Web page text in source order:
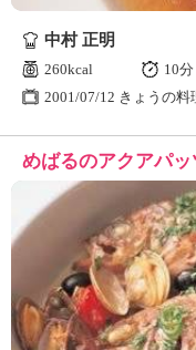
中村 正明
260kcal
10分
2001/07/12 きょうの料
めばるのアクアパッ